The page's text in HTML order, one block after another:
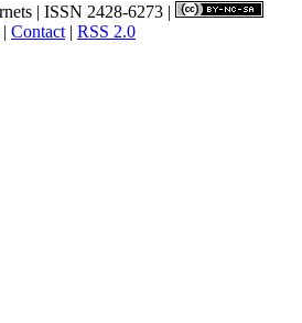
| ISSN 2428-6273 |
| Contact | RSS 2.0